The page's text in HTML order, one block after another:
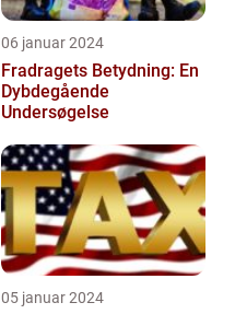
06 januar 2024
Fradragets Betydning: En
Dybdegående
Undersøgelse
05 januar 2024